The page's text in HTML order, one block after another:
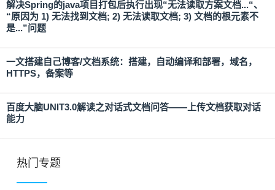
解决Spring的java项目打包后执行出现“无法读取方案文档...“、
“原因为 1) 无法找到文档; 2) 无法读取文档; 3) 文档的根元素不
是...”问题
一文搭建自己博客/文档系统：搭建，自动编译和部署，域名，
HTTPS，备案等
百度大脑UNIT3.0解读之对话式文档问答——上传文档获取对话
能力
热门专题